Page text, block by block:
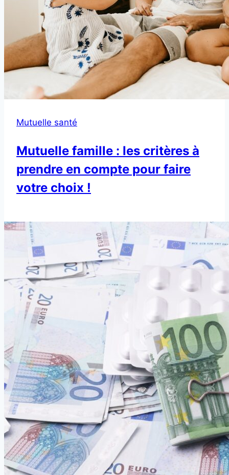
Mutuelle santé
Mutuelle famille : les critères à
prendre en compte pour faire
votre choix !